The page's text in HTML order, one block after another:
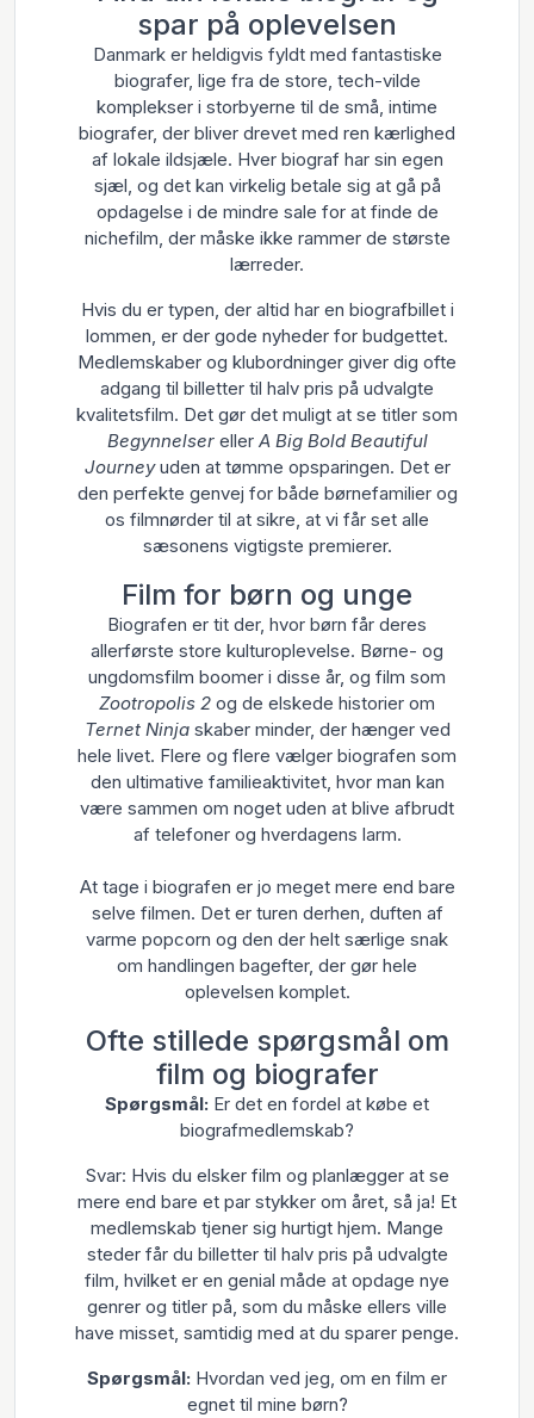
spar på oplevelsen
Danmark er heldigvis fyldt med fantastiske
biografer, lige fra de store, tech-vilde
komplekser i storbyerne til de små, intime
biografer, der bliver drevet med ren kærlighed
af lokale ildsjæle. Hver biograf har sin egen
sjæl, og det kan virkelig betale sig at gå på
opdagelse i de mindre sale for at finde de
nichefilm, der måske ikke rammer de største
lærreder.
Hvis du er typen, der altid har en biografbillet i
lommen, er der gode nyheder for budgettet.
Medlemskaber og klubordninger giver dig ofte
adgang til billetter til halv pris på udvalgte
kvalitetsfilm. Det gør det muligt at se titler som
Begynnelsereller A Big Bold Beautiful
Journeyuden at tømme opsparingen. Det er
den perfekte genvej for både børnefamilier og
os filmnørder til at sikre, at vi får set alle
sæsonens vigtigste premierer.
Film for børn og unge
Biografen er tit der, hvor børn får deres
allerførste store kulturoplevelse. Børne- og
ungdomsfilm boomer i disse år, og film som
Zootropolis 2 og de elskede historier om
Ternet Ninjaskaber minder, der hænger ved
hele livet. Flere og flere vælger biografen som
den ultimative familieaktivitet, hvor man kan
være sammen om noget uden at blive afbrudt
af telefoner og hverdagens larm.
At tage i biografen er jo meget mere end bare
selve filmen. Det er turen derhen, duften af
varme popcorn og den der helt særlige snak
om handlingen bagefter, der gør hele
oplevelsen komplet.
Ofte stillede spørgsmål om
film og biografer
Spørgsmål: Er det en fordel at købe et
biografmedlemskab?
Svar: Hvis du elsker film og planlægger at se
mere end bare et par stykker om året, så ja! Et
medlemskab tjener sig hurtigt hjem. Mange
steder får du billetter til halv pris på udvalgte
film, hvilket er en genial måde at opdage nye
genrer og titler på, som du måske ellers ville
have misset, samtidig med at du sparer penge.
Spørgsmål: Hvordan ved jeg, om en film er
egnet til mine børn?